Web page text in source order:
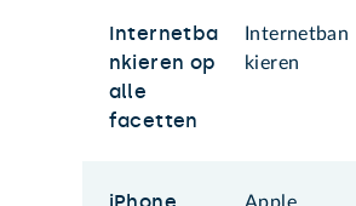
Internetba
nkieren op
alle
facetten
Internetban
kieren
iPhone Apple